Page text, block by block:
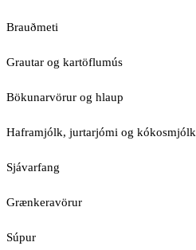
Brauðmeti
Grautar og kartöflumús
Bökunarvörur og hlaup
Haframjólk, jurtarjómi og kókosmjólk
Sjávarfang
Grænkeravörur
Súpur